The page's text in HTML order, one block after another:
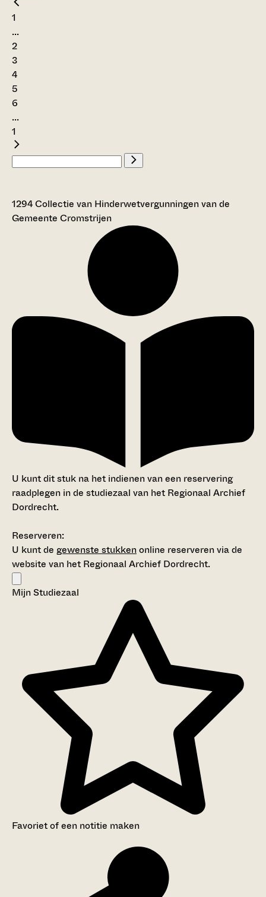
1
...
2
3
4
5
6
...
1
1294 Collectie van Hinderwetvergunningen van de
Gemeente Cromstrijen
U kunt dit stuk na het indienen van een reservering
raadplegen in de studiezaal van het Regionaal Archief
Dordrecht.
Reserveren:
U kunt de gewenste stukkenonline reserveren via de
website van het Regionaal Archief Dordrecht.
Mijn Studiezaal
Favoriet of een notitie maken